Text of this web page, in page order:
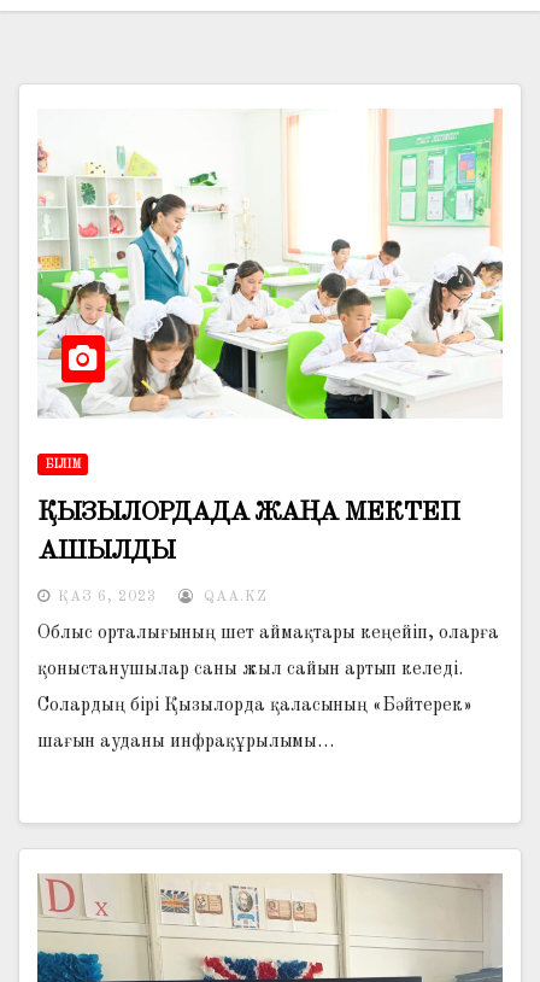
БІЛІМ
ҚЫЗЫЛОРДАДА ЖАҢА МЕКТЕП
АШЫЛДЫ
ҚАЗ 6, 2023 QAA.KZ
Облыс орталығының шет аймақтары кеңейіп, оларға
қоныстанушылар саны жыл сайын артып келеді.
Солардың бірі Қызылорда қаласының «Бәйтерек»
шағын ауданы инфрақұрылымы…